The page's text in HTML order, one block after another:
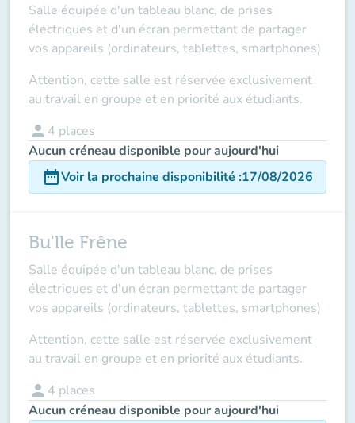
Salle équipée d'un tableau blanc, de prises
électriques et d'un écran permettant de partager
vos appareils (ordinateurs, tablettes, smartphones)
Attention, cette salle est réservée exclusivement
au travail en groupe et en priorité aux étudiants.
person 4 places
Aucun créneau disponible pour aujourd'hui
date_rangeVoir la prochaine disponibilité :17/08/2026
Bu'lle Frêne
Salle équipée d'un tableau blanc, de prises
électriques et d'un écran permettant de partager
vos appareils (ordinateurs, tablettes, smartphones)
Attention, cette salle est réservée exclusivement
au travail en groupe et en priorité aux étudiants.
person 4 places
Aucun créneau disponible pour aujourd'hui